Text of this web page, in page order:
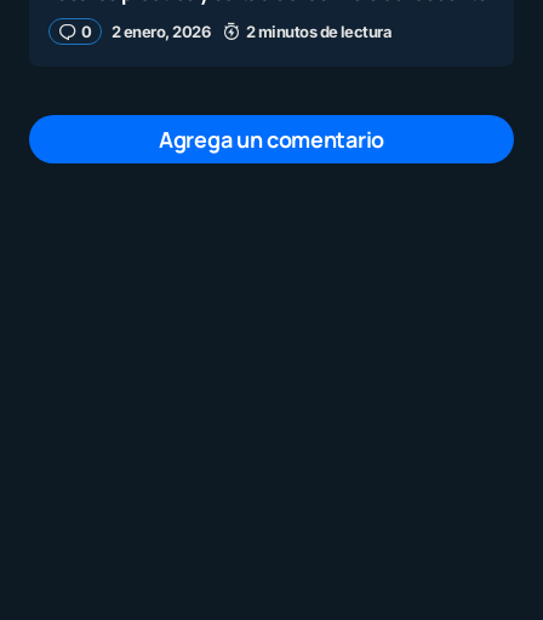
0 2 enero, 2026 2 minutos de lectura
Agrega un comentario